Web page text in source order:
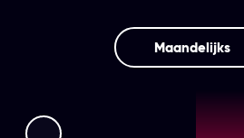
Maandelijks
Streamz Premium+